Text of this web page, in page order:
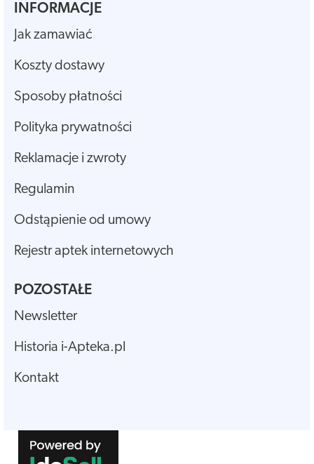
INFORMACJE
Jak zamawiać
Koszty dostawy
Sposoby płatności
Polityka prywatności
Reklamacje i zwroty
Regulamin
Odstąpienie od umowy
Rejestr aptek internetowych
POZOSTAŁE
Newsletter
Historia i-Apteka.pl
Kontakt